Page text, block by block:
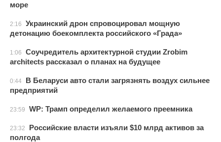
море
2:16
Украинский дрон спровоцировал мощную
детонацию боекомплекта российского «Града»
1:06
Соучредитель архитектурной студии Zrobim
architects рассказал о планах на будущее
0:44
В Беларуси авто стали загрязнять воздух сильнее
предприятий
23:59 WP: Трамп определил желаемого преемника
23:32
Российские власти изъяли $10 млрд активов за
полгода